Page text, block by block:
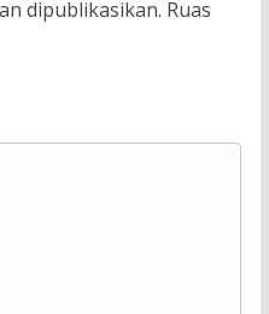
dipublikasikan. Ruas